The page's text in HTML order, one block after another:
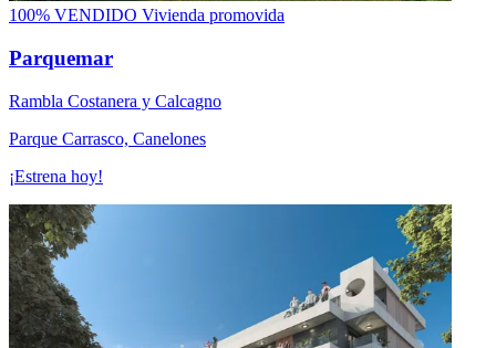
100% VENDIDO Vivienda promovida
Parquemar
Rambla Costanera y Calcagno
Parque Carrasco, Canelones
¡Estrena hoy!